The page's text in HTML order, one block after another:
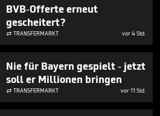
BVB-Offerte erneut
gescheitert?
 TRANSFERMARKT vor 4 Std.
Nie für Bayern gespielt - jetzt
soll er Millionen bringen
 TRANSFERMARKT vor 11 Std.